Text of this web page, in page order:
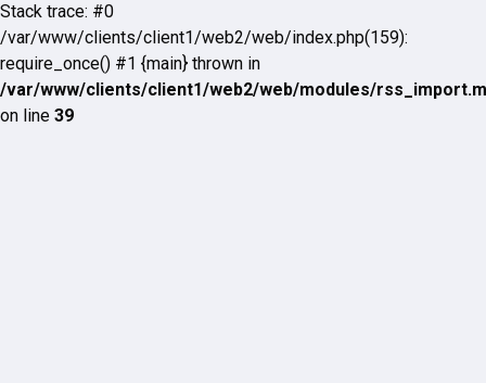
Stack trace: #0
/var/www/clients/client1/web2/web/index.php(159):
require_once() #1 {main} thrown in
/var/www/clients/client1/web2/web/modules/
on line 39